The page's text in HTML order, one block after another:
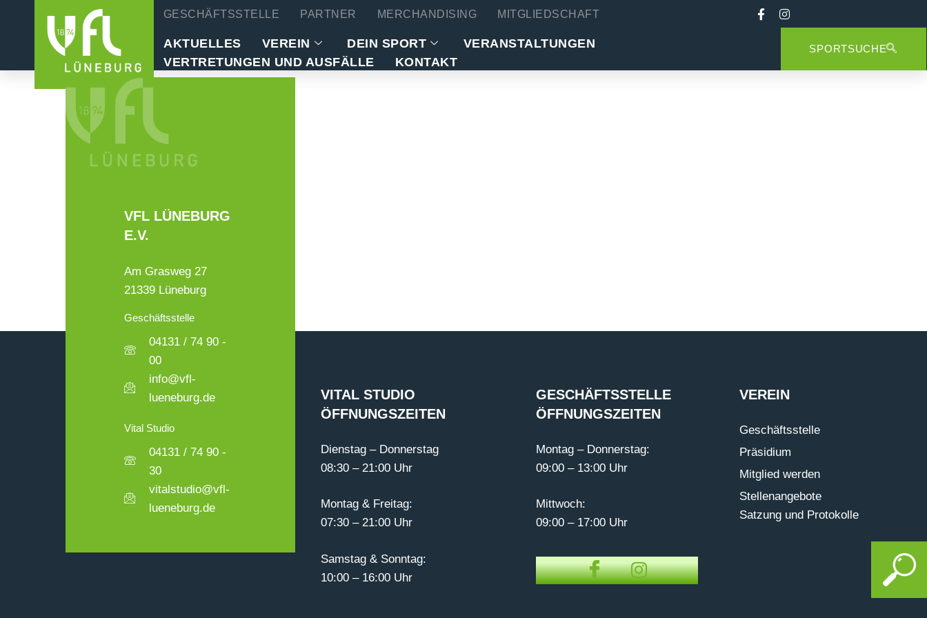
GESCHÄFTSSTELLE PARTNER MERCHANDISING MITGLIEDSCHAFT
AKTUELLES VEREIN DEIN SPORT
VERANSTALTUNGEN
VERTRETUNGEN UND AUSFÄLLE
KONTAKT
SPORTSUCHE
VFL LÜNEBURG
E.V.
Am Grasweg 27
21339 Lüneburg
Geschäftsstelle
04131 / 74 90 -
00
info@vfl-
lueneburg.de
Vital Studio
04131 / 74 90 -
30
vitalstudio@vfl-
lueneburg.de
VITAL STUDIO
ÖFFNUNGSZEITEN
Dienstag – Donnerstag
08:30 – 21:00 Uhr
Montag & Freitag:
07:30 – 21:00 Uhr
Samstag & Sonntag:
10:00 – 16:00 Uhr
GESCHÄFTSSTELLE
ÖFFNUNGSZEITEN
Montag – Donnerstag:
09:00 – 13:00 Uhr
Mittwoch:
09:00 – 17:00 Uhr
VEREIN
Geschäftsstelle
Präsidium
Mitglied werden
Stellenangebote
Satzung und Protokolle